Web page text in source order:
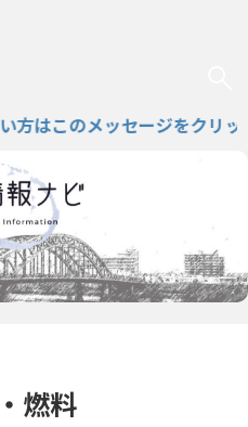
このメッセージをクリック
燃料